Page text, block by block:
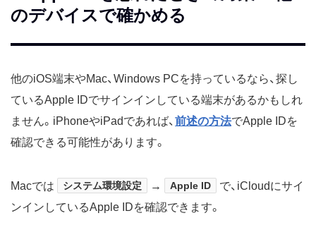
のデバイスで確かめる
他のiOS端末やMac、Windows PCを持っているなら、探し
ているApple IDでサインインしている端末があるかもしれ
ません。iPhoneやiPadであれば、 前述の方法でApple IDを
確認できる可能性があります。
Macでは システム環境設定 → Apple ID
で、iCloudにサイ
ンインしているApple IDを確認できます。